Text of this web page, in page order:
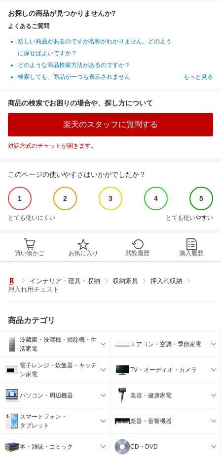
お探しの商品が見つかりませんか?
よくあるご質問
欲しい商品があるのですが名称がわかりません。どのよう
に探せばよいですか？
どのような商品検索方法があるのですか？
検索しても、商品が一つも表示されません
もっと見る
商品の検索でお困りの場合や、探し方について
楽天のスタッフに質問する
対話方式のチャットが開きます。
このページの使いやすさはいかがでしたか？
1 2 3 4 5
とても使いにくい とても使いやすい
買い物かご お気に入り 閲覧履歴 購入履歴
インテリア・寝具・収納 収納家具
押入れ収納
押入れ用チェスト
商品カテゴリ
冷蔵庫・洗濯機・掃除機・生
活家電
エアコン・空調・季節家電
電子レンジ・炊飯器・キッチ
ン家電
TV・オーディオ・カメラ
パソコン・周辺機器 美容・健康家電
スマートフォン・
タブレット
楽器・音響機器
本・雑誌・コミック CD・DVD